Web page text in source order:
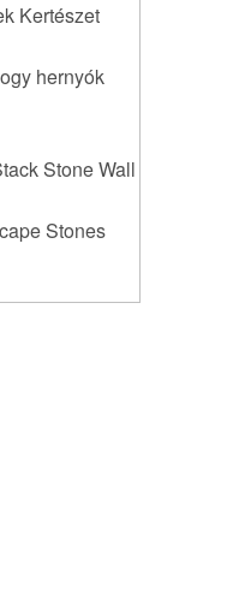
Kertészet
hernyók
Stone Wall
Stones